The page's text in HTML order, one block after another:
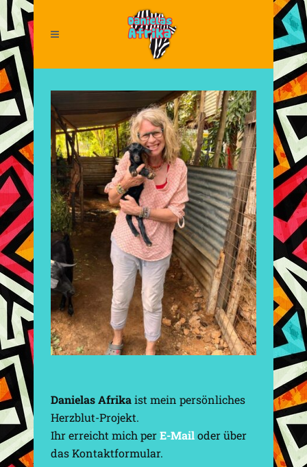
Danielas Afrikaist mein persönliches
Herzblut-Projekt.
Ihr erreicht mich perE-Mailoder über
das Kontaktformular.